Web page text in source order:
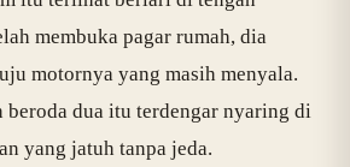
membuka pagar rumah, dia
motornya yang masih menyala.
beroda dua itu terdengar nyaring di
yang jatuh tanpa jeda.